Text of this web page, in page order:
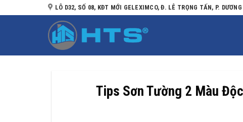
qua
LÔ D32, SỐ 08, KĐT MỚI GELEXIMCO, Đ. LÊ TRỌNG TẤN, P.
Tips Sơn Tường 2 Màu